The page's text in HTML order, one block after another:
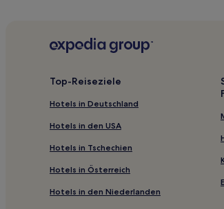
Luxus in Nord-Florida
Golf in Nord-Florida
3-Sterne-Hotels in Crystal River
Top-Reiseziele
Hotels in Deutschland
Hotels in den USA
Hotels in Tschechien
Hotels in Österreich
Hotels in den Niederlanden